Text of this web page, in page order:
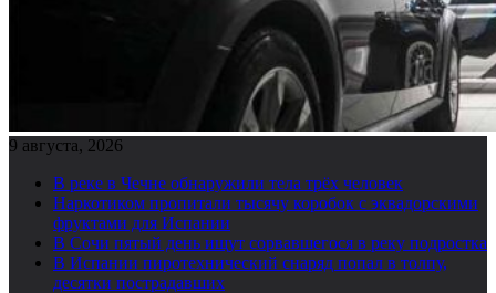
9 августа, 2026
В реке в Чечне обнаружили тела трёх человек
Наркотиком пропитали тысячу коробок с эквадорскими
фруктами для Испании
В Сочи пятый день ищут сорвавшегося в реку подростка
В Испании пиротехнический снаряд попал в толпу,
десятки пострадавших